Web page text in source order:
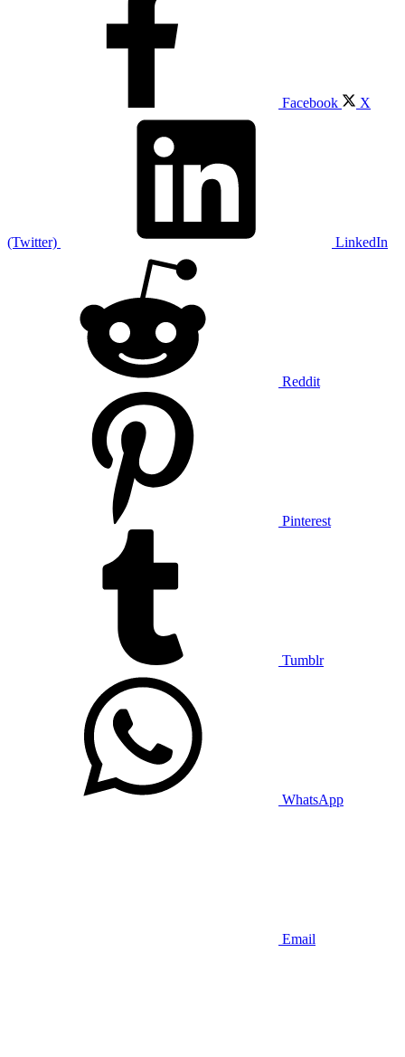
Facebook X
(Twitter) LinkedIn
Reddit
Pinterest
Tumblr
WhatsApp
Email